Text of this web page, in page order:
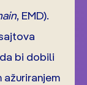
, EMD).
bi dobili
ažuriranjem